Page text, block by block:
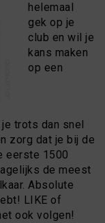
helemaal
gek op je
club en wil je
kans maken
op een
trots dan snel
zorg dat je bij de
eerste 1500
de meest
Absolute
LIKE of
ook volgen!